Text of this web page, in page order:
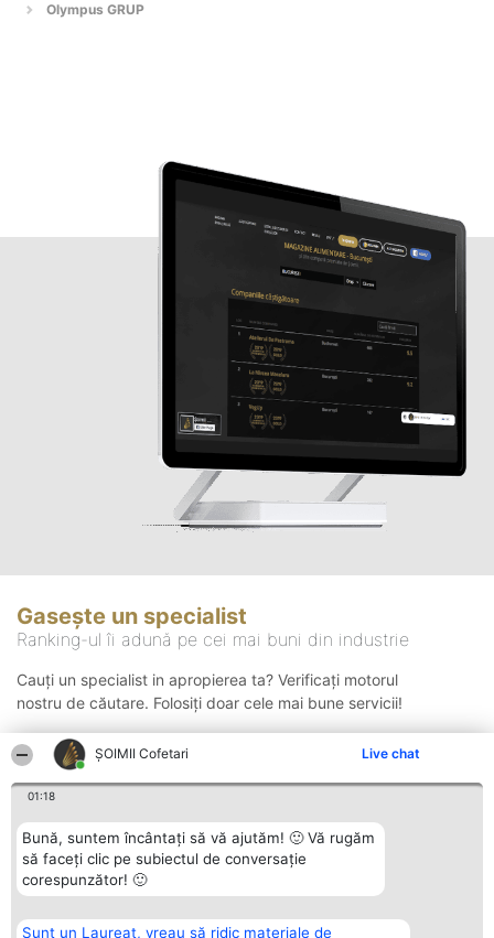
ȘOIMII Cofetari Live chat
01:18
Bună, suntem încântați să vă ajutăm! 🙂 Vă rugăm
să faceți clic pe subiectul de conversație
corespunzător! 🙂
Sunt un Laureat, vreau să ridic materiale de
Olympus GRUP
Gasește un specialist
Ranking-ul îi adună pe cei mai buni din industrie
Cauți un specialist in apropierea ta? Verificați motorul
nostru de căutare. Folosiți doar cele mai bune servicii!
Organizator Ranking Plebiscyt Contact